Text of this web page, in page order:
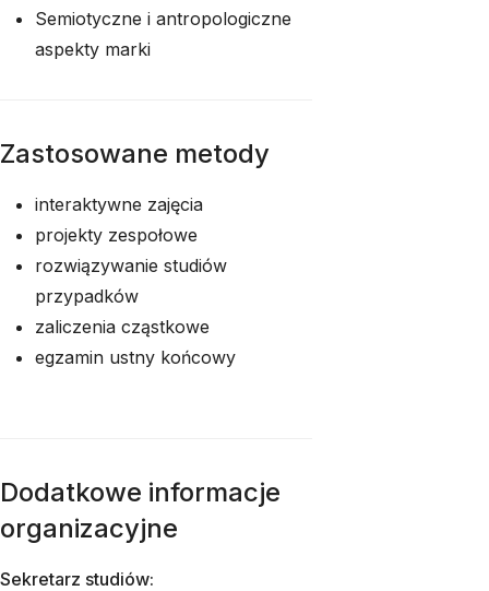
Semiotyczne i antropologiczne
aspekty marki
Zastosowane metody
interaktywne zajęcia
projekty zespołowe
rozwiązywanie studiów
przypadków
zaliczenia cząstkowe
egzamin ustny końcowy
Dodatkowe informacje
organizacyjne
Sekretarz studiów: